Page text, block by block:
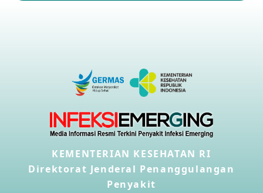
Penyakit virus Hanta di Kapal Pesiar Keberangkatan
04 May 2026
Penyakit Meningokokus di Vietnam
28 Apr 2026
KEMENTERIAN KESEHATAN RI
Direktorat Jenderal Penanggulangan
Penyakit